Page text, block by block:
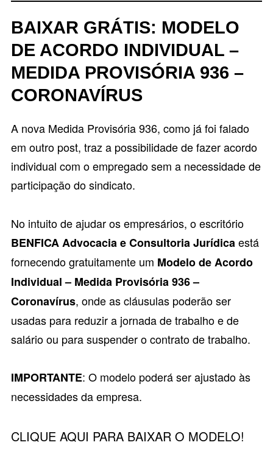
BAIXAR GRÁTIS: MODELO
DE ACORDO INDIVIDUAL –
MEDIDA PROVISÓRIA 936 –
CORONAVÍRUS
A nova Medida Provisória 936, como já foi falado
em outro post, traz a possibilidade de fazer acordo
individual com o empregado sem a necessidade de
participação do sindicato.
No intuito de ajudar os empresários, o escritório
BENFICA Advocacia e Consultoria Jurídicaestá
fornecendo gratuitamente um Modelo de Acordo
Individual – Medida Provisória 936 –
Coronavírus, onde as cláusulas poderão ser
usadas para reduzir a jornada de trabalho e de
salário ou para suspender o contrato de trabalho.
IMPORTANTE: O modelo poderá ser ajustado às
necessidades da empresa.
CLIQUE AQUI PARA BAIXAR O MODELO!